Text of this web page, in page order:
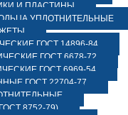
И ПЛАСТИНЫ
УПЛОТНИТЕЛЬНЫЕ
ГОСТ 14896-84
ГОСТ 6678-72
ГОСТ 6969-54
ГОСТ 22704-77
8752-79)